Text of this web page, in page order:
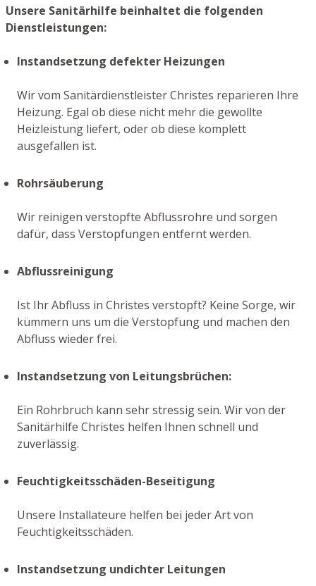
Unsere Sanitärhilfe beinhaltet die folgenden
Dienstleistungen:
Instandsetzung defekter Heizungen
Wir vom Sanitärdienstleister Christes reparieren Ihre
Heizung. Egal ob diese nicht mehr die gewollte
Heizleistung liefert, oder ob diese komplett
ausgefallen ist.
Rohrsäuberung
Wir reinigen verstopfte Abflussrohre und sorgen
dafür, dass Verstopfungen entfernt werden.
Abflussreinigung
Ist Ihr Abfluss in Christes verstopft? Keine Sorge, wir
kümmern uns um die Verstopfung und machen den
Abfluss wieder frei.
Instandsetzung von Leitungsbrüchen:
Ein Rohrbruch kann sehr stressig sein. Wir von der
Sanitärhilfe Christes helfen Ihnen schnell und
zuverlässig.
Feuchtigkeitsschäden-Beseitigung
Unsere Installateure helfen bei jeder Art von
Feuchtigkeitsschäden.
Instandsetzung undichter Leitungen